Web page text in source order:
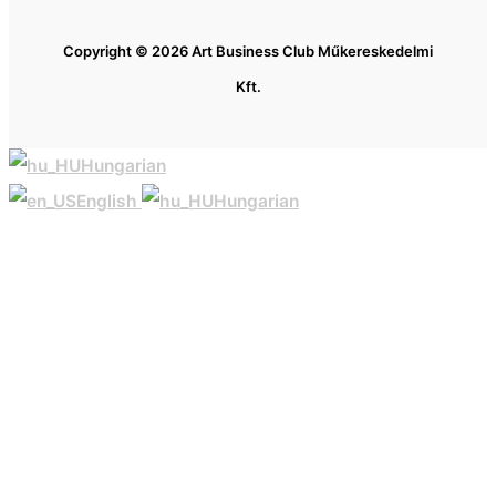
Copyright © 2026 Art Business Club Műkereskedelmi
Kft.
Hungarian
English
Hungarian